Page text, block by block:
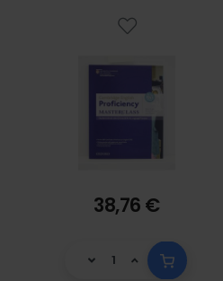
38,76 €